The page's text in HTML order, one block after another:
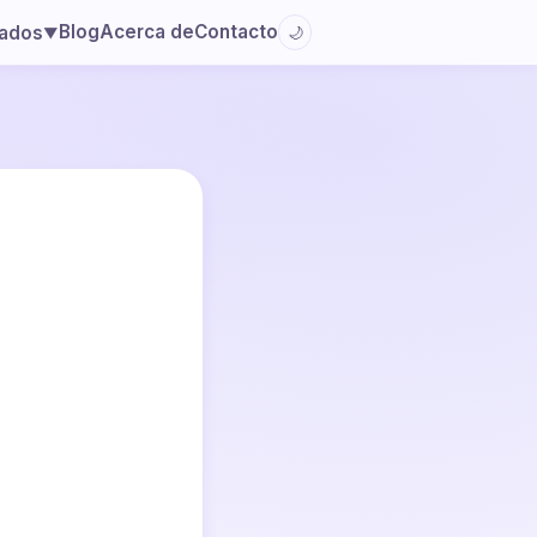
▼BlogAcerca deContacto 🌙